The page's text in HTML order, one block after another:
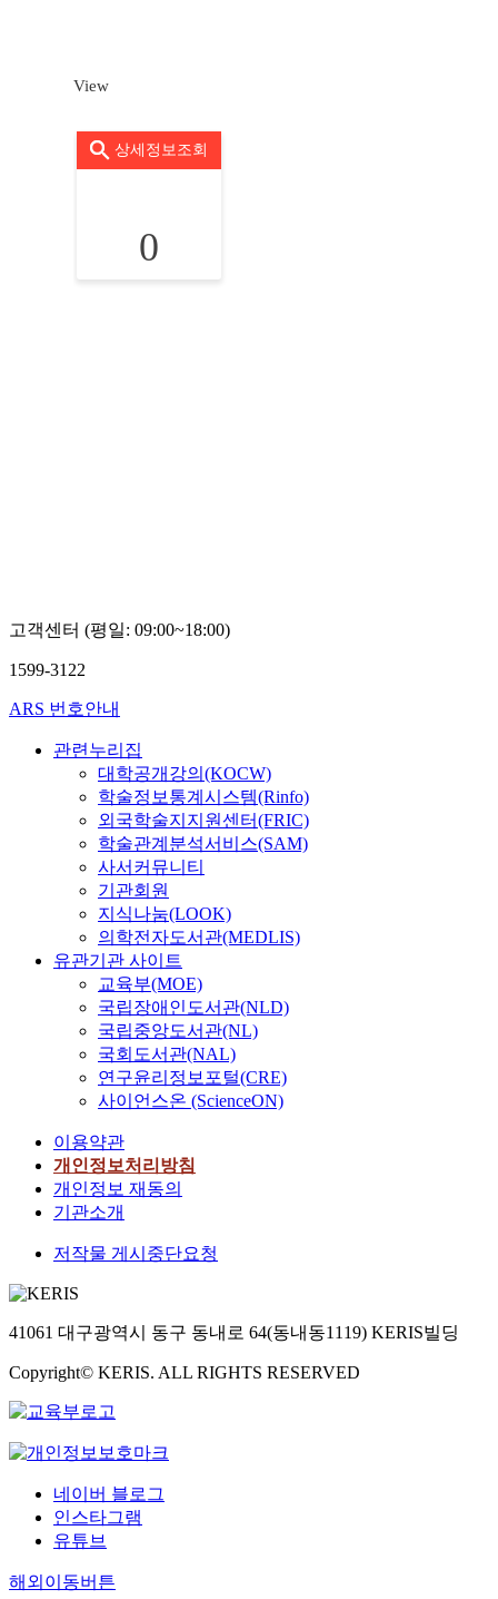
View
상세정보조회
0
고객센터 (평일: 09:00~18:00)
1599-3122
ARS 번호안내
관련누리집
대학공개강의(KOCW)
학술정보통계시스템(Rinfo)
외국학술지지원센터(FRIC)
학술관계분석서비스(SAM)
사서커뮤니티
기관회원
지식나눔(LOOK)
의학전자도서관(MEDLIS)
유관기관 사이트
교육부(MOE)
국립장애인도서관(NLD)
국립중앙도서관(NL)
국회도서관(NAL)
연구윤리정보포털(CRE)
사이언스온 (ScienceON)
이용약관
개인정보처리방침
개인정보 재동의
기관소개
저작물 게시중단요청
41061 대구광역시 동구 동내로 64(동내동1119) KERIS빌딩
Copyright© KERIS. ALL RIGHTS RESERVED
네이버 블로그
인스타그램
유튜브
해외이동버튼